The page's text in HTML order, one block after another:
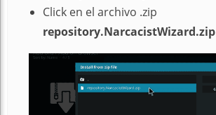
Click en el archivo .zip
repository.NarcacistWizard.zip